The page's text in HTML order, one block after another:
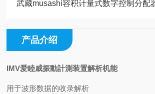
产品介绍
IMV爱睦威振動計測装置解析机能
用于波形数据的收录解析